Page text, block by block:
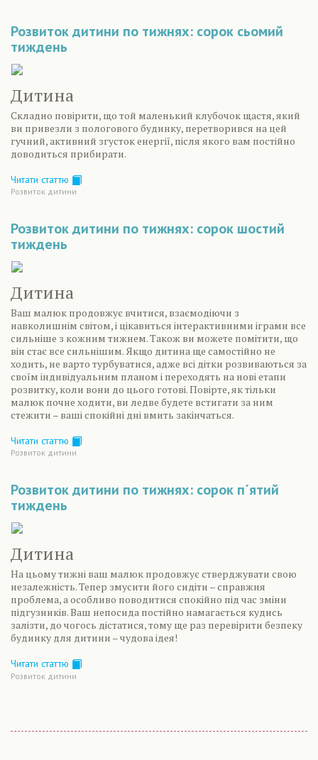
Розвиток дитини по тижнях: сорок сьомий
тиждень
Дитина
Складно повірити, що той маленький клубочок щастя, який
ви привезли з пологового будинку, перетворився на цей
гучний, активний згусток енергії, після якого вам постійно
доводиться прибирати.
Читати статтю
Розвиток дитини
Розвиток дитини по тижнях: сорок шостий
тиждень
Дитина
Ваш малюк продовжує вчитися, взаємодіючи з
навколишнім світом, і цікавиться інтерактивними іграми все
сильніше з кожним тижнем. Також ви можете помітити, що
він стає все сильнішим. Якщо дитина ще самостійно не
ходить, не варто турбуватися, адже всі дітки розвиваються за
своїм індивідуальним планом і переходять на нові етапи
розвитку, коли вони до цього готові. Повірте, як тільки
малюк почне ходити, ви ледве будете встигати за ним
стежити – ваші спокійні дні вмить закінчаться.
Читати статтю
Розвиток дитини
Розвиток дитини по тижнях: сорок п´ятий
тиждень
Дитина
На цьому тижні ваш малюк продовжує стверджувати свою
незалежність. Тепер змусити його сидіти – справжня
проблема, а особливо поводитися спокійно під час зміни
підгузників. Ваш непосида постійно намагається кудись
залізти, до чогось дістатися, тому ще раз перевірити безпеку
будинку для дитини – чудова ідея!
Читати статтю
Розвиток дитини